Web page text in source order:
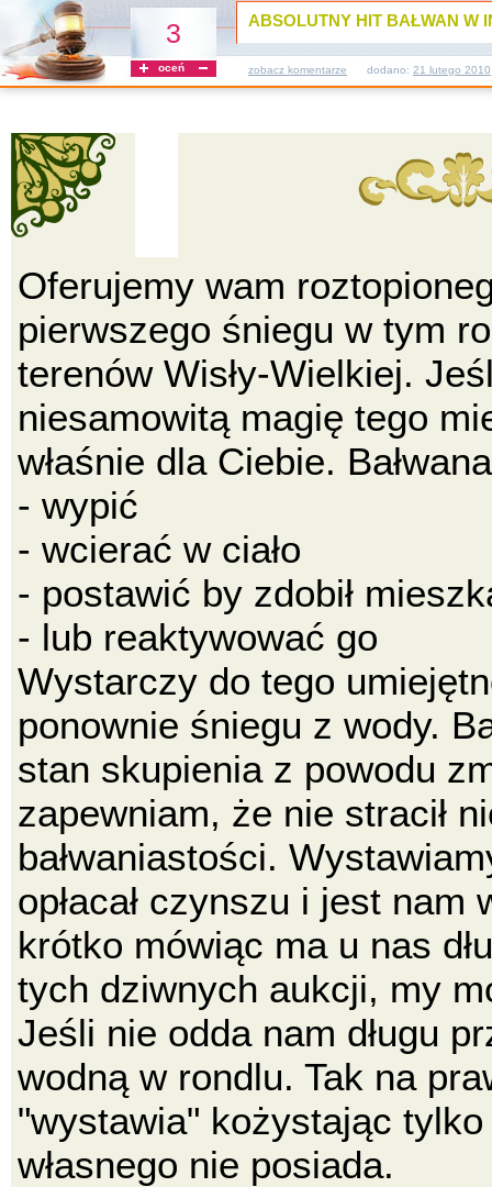
Oferujemy wam
pierwszego śniegu w tym
terenów Wisły-Wielkiej.
niesamowitą magię tego
właśnie dla Ciebie.
- wypić
- wcierać w ciało
- postawić by zdobił
- lub reaktywować go
Wystarczy do tego
ponownie śniegu z wody.
stan skupienia z powodu
zapewniam, że nie stracił
bałwaniastości.
opłacał czynszu i jest
krótko mówiąc ma u nas
tych dziwnych aukcji, my
Jeśli nie odda nam długu
wodną w rondlu. Tak na
"wystawia" kożystając
własnego nie posiada.
3
oceń
ABSOLUTNY HIT BAŁWAN W
zobacz komentarze dodano: 21 lutego 2010